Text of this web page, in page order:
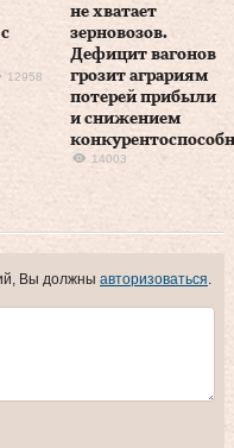
12958
не хватает
зерновозов.
Дефицит вагонов
грозит аграриям
потерей прибыли
и снижением
14003
Вы должны авторизоваться